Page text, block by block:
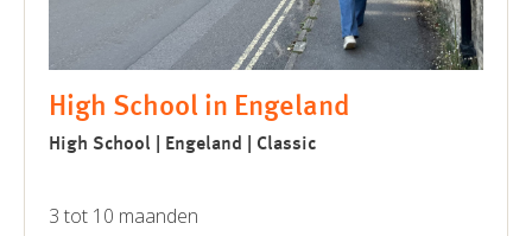
High School in Engeland
High School | Engeland | Classic
3 tot 10 maanden